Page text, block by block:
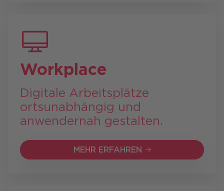
Workplace
Digitale Arbeitsplätze
ortsunabhängig und
anwendernah gestalten.
MEHR ERFAHREN
MEHR ERFAHREN